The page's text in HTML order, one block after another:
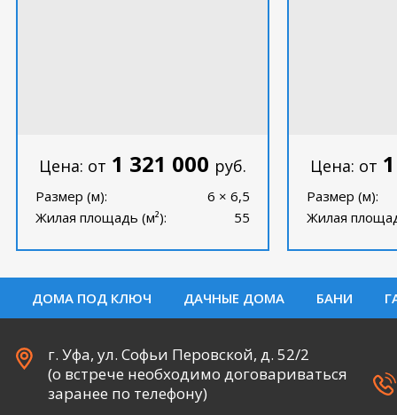
Цена: от 1 321 000 руб.
Размер (м):
6 × 6,5
Жилая площадь (м²):
55
Цена: от
Размер (м):
Жилая
ДОМА ПОД КЛЮЧ ДАЧНЫЕ ДОМА БАНИ
г. Уфа, ул. Софьи Перовской, д. 52/2
(о встрече необходимо договариваться
заранее по телефону)